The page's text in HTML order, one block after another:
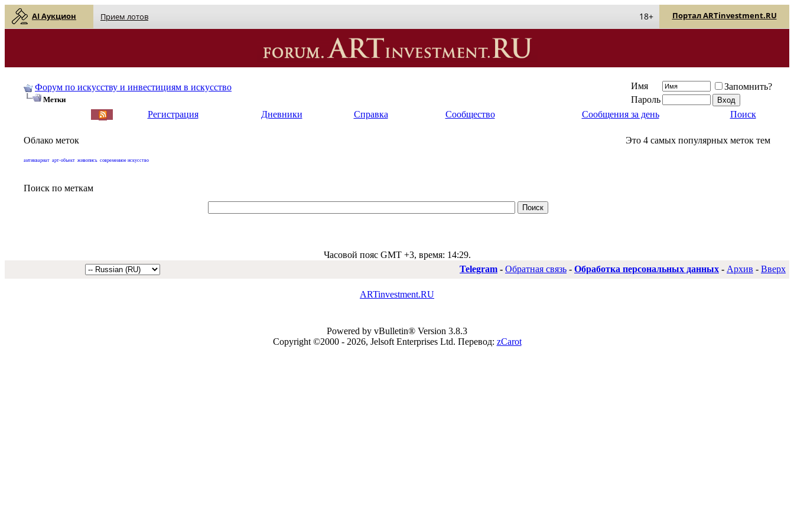
AI Аукцион Прием лотов Портал ARTinvestment.RU
18+
Форум по искусству и инвестициям в искусство
Метки
Имя
Запомнить?
Пароль
Регистрация Дневники Справка Сообщество Сообщения за день Поиск
Это 4 самых популярных меток тем
Облако меток
антиквариат арт-объект живопись современное искусство
Поиск по меткам
Часовой пояс GMT +3, время: 14:29.
Telegram - Обратная связь - Обработка персональных данных - Архив - Вверх
ARTinvestment.RU
Powered by vBulletin® Version 3.8.3
Copyright ©2000 - 2026, Jelsoft Enterprises Ltd. Перевод: zCarot